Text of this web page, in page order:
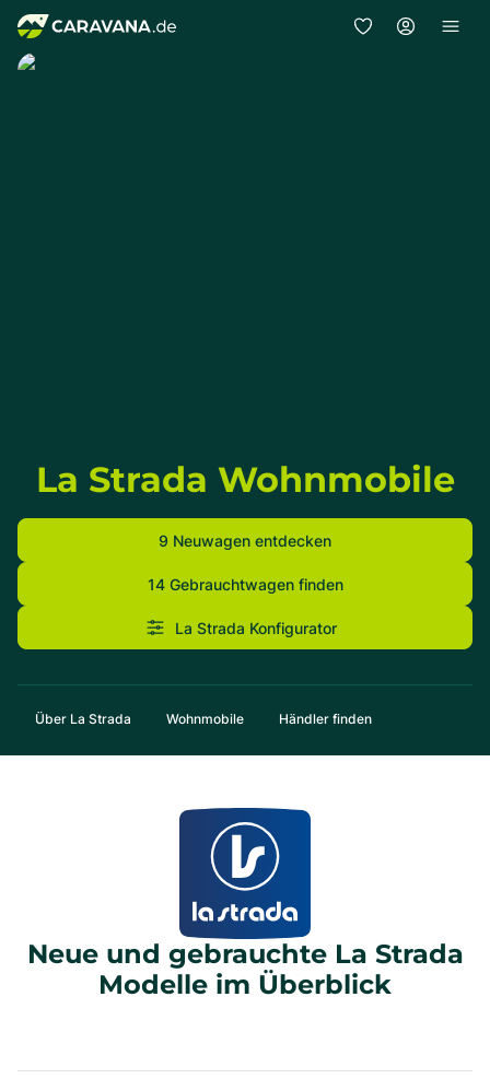
La Strada Wohnmobile
9 Neuwagen entdecken
14 Gebrauchtwagen finden
La Strada Konfigurator
Über La Strada Wohnmobile Händler finden
Neue und gebrauchte La Strada
Modelle im Überblick